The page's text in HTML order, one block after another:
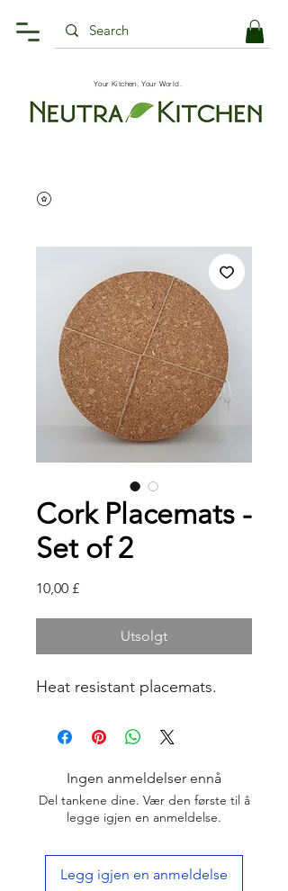
Your Kitchen, Your World.
Cork Placemats -
Set of 2
10,00 £Pris
Utsolgt
Heat resistant placemats.
Ingen anmeldelser ennå
Del tankene dine. Vær den første til å
legge igjen en anmeldelse.
Legg igjen en anmeldelse